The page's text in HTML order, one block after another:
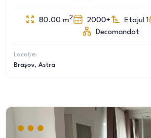
80.00 m2 2000+ Etajul 1
Decomandat
Locație:
Brașov, Astra